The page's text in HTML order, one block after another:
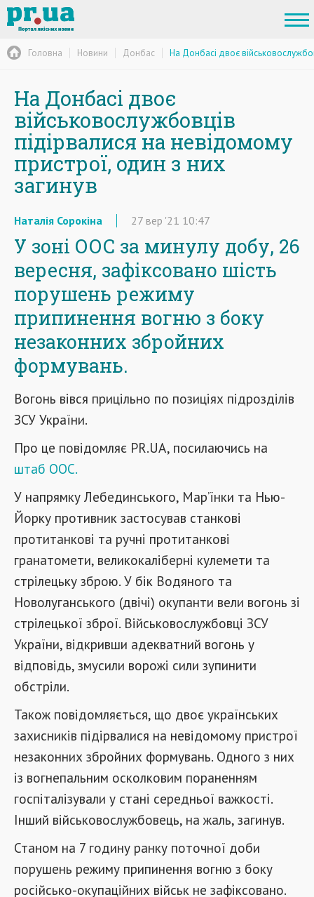
Головна Новини Донбас На Донбасі двоє
На Донбасі двоє
військовослужбовців
підірвалися на невідомому
пристрої, один з них
загинув
Наталія Сорокіна 27 вер '21 10:47
У зоні ООС за минулу добу, 26
вересня, зафіксовано шість
порушень режиму
припинення вогню з боку
незаконних збройних
формувань.
Вогонь вівся прицільно по позиціях підрозділів
ЗСУ України.
Про це повідомляє PR.UA, посилаючись на
штаб ООС.
У напрямку Лебединського, Мар’їнки та Нью-
Йорку противник застосував станкові
протитанкові та ручні протитанкові
гранатомети, великокаліберні кулемети та
стрілецьку зброю. У бік Водяного та
Новолуганського (двічі) окупанти вели вогонь зі
стрілецької зброї. Військовослужбовці ЗСУ
України, відкривши адекватний вогонь у
відповідь, змусили ворожі сили зупинити
обстріли.
Також повідомляється, що двоє українських
захисників підірвалися на невідомому пристрої
незаконних збройних формувань. Одного з них
із вогнепальним осколковим пораненням
госпіталізували у стані середньої важкості.
Інший військовослужбовець, на жаль, загинув.
Станом на 7 годину ранку поточної доби
порушень режиму припинення вогню з боку
російсько-окупаційних військ не зафіксовано.